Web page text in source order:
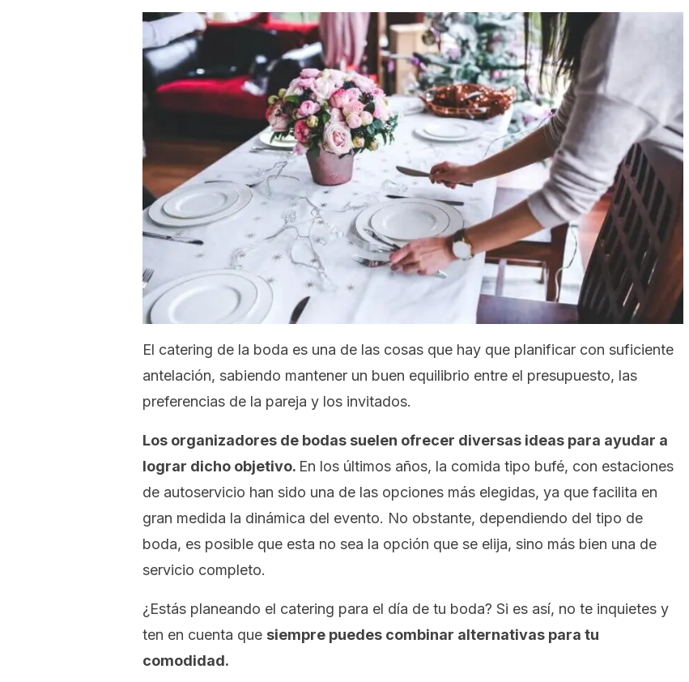
El catering de la boda es una de las cosas que hay que planificar con suficiente
antelación, sabiendo mantener un buen equilibrio entre el presupuesto, las
preferencias de la pareja y los invitados.
Los organizadores de bodas suelen ofrecer diversas ideas para ayudar a
lograr dicho objetivo. En los últimos años, la comida tipo bufé, con estaciones
de autoservicio han sido una de las opciones más elegidas, ya que facilita en
gran medida la dinámica del evento. No obstante, dependiendo del tipo de
boda, es posible que esta no sea la opción que se elija, sino más bien una de
servicio completo.
¿Estás planeando el catering para el día de tu boda? Si es así, no te inquietes y
ten en cuenta que siempre puedes combinar alternativas para tu
comodidad.